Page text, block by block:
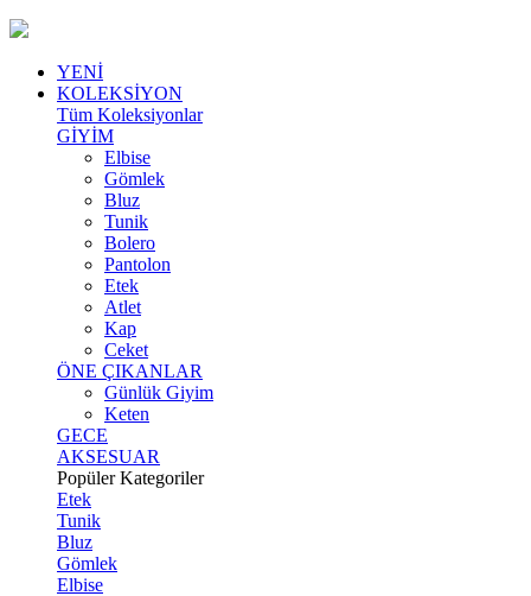
YENİ
KOLEKSİYON
Tüm Koleksiyonlar
GİYİM
Elbise
Gömlek
Bluz
Tunik
Bolero
Pantolon
Etek
Atlet
Kap
Ceket
ÖNE ÇIKANLAR
Günlük Giyim
Keten
GECE
AKSESUAR
Popüler Kategoriler
Etek
Tunik
Bluz
Gömlek
Elbise